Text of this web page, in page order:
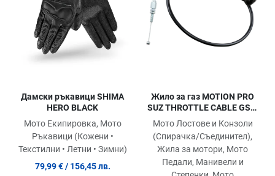
Quick View
Дамски ръкавици SHIMA
HERO BLACK
Мото Екипировка, Мото
Ръкавици (Кожени •
Текстилни • Летни • Зимни)
79,99 € / 156,45 лв.
Жило за газ MOTION PRO
SUZ THROTTLE CABLE GSX-
Мото Лостове и Конзоли
(Спирачка/Съединител),
Жила за мотори, Мото
Педали, Манивели и